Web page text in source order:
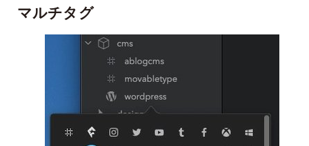
マルチタグ